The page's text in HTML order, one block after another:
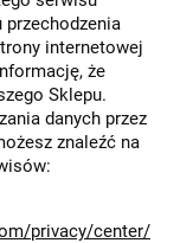
internetowej
że
Sklepu.
danych przez
znaleźć na
privacy/center/